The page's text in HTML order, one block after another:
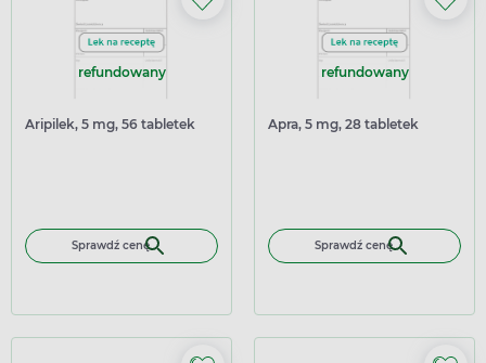
refundowany
Aripilek, 5 mg, 56 tabletek
Sprawdź cenę
refundowany
Apra, 5 mg, 28 tabletek
Sprawdź cenę